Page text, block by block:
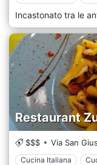
Restaurant
$$$ Via San
Cucina Italiana